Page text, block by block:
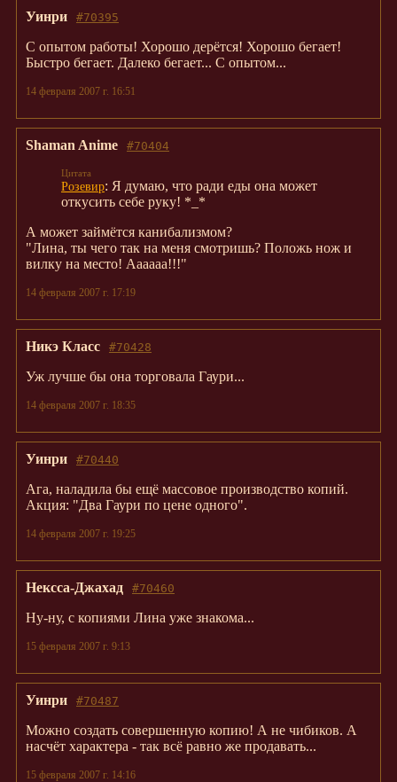
#70395
Уинри
С опытом работы! Хорошо дерётся! Хорошо бегает!
Быстро бегает. Далеко бегает... С опытом...
14 февраля 2007 г. 16:51
#70404
Shaman Anime
Розевир: Я думаю, что ради еды она может
откусить себе руку! *_*
А может займётся канибализмом?
"Лина, ты чего так на меня смотришь? Положь нож и
вилку на место! Аааааа!!!"
14 февраля 2007 г. 17:19
#70428
Никэ Класс
Уж лучше бы она торговала Гаури...
14 февраля 2007 г. 18:35
#70440
Уинри
Ага, наладила бы ещё массовое производство копий.
Акция: "Два Гаури по цене одного".
14 февраля 2007 г. 19:25
#70460
Нексса-Джахад
Ну-ну, с копиями Лина уже знакома...
15 февраля 2007 г. 9:13
#70487
Уинри
Можно создать совершенную копию! А не чибиков. А
насчёт характера - так всё равно же продавать...
15 февраля 2007 г. 14:16